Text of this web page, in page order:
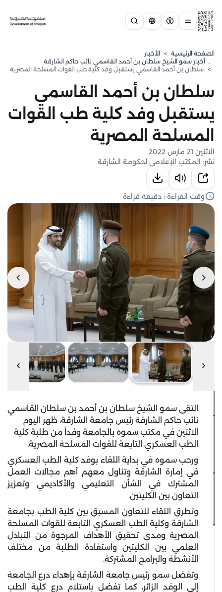
الصفحة الرئيسية > الأخبار
, ⁠أخبار سمو الشيخ سلطان بن أحمد القاسمي نائب حاكم الشارقة
> سلطان بن أحمد القاسمي يستقبل وفد كلية طب القوات المسلحة المصرية
سلطان بن أحمد القاسمي
يستقبل وفد كلية طب القوات
المسلحة المصرية
الاثنين 21 مارس 2022
نشر: المكتب الإعلامي لحكومة الشارقة
وقت القراءة : دقيقة قراءة
التقى سمو الشيخ سلطان بن أحمد بن سلطان القاسمي
نائب حاكم الشارقة رئيس جامعة الشارقة، ظهر اليوم
الاثنين في مكتب سموه بالجامعة وفداً من طلبة كلية
الطب العسكري التابعة للقوات المسلحة المصرية.
ورحب سموه في بداية اللقاء بوفد كلية الطب العسكري
في إمارة الشارقة وتناول معهم أهم مجالات العمل
المشترك في الشأن التعليمي والأكاديمي وتعزيز
التعاون بين الكليتين.
وتطرق اللقاء للتعاون المسبق بين كلية الطب بجامعة
الشارقة وكلية الطب العسكري التابعة للقوات المسلحة
المصرية ومدى تحقيق الأهداف المرجوة من التبادل
العلمي بين الكليتين واستفادة الطلبة من مختلف
الأنشطة والبرامج المشتركة.
وتفضل سمو رئيس جامعة الشارقة بإهداء درع الجامعة
إلى الوفد الزائر، كما تفضل باستلام درع كلية الطب